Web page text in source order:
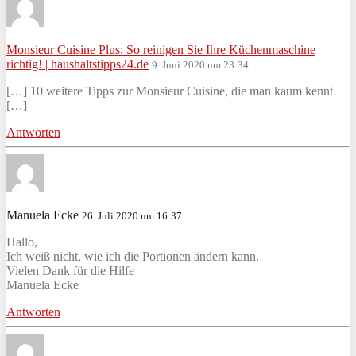
Monsieur Cuisine Plus: So reinigen Sie Ihre Küchenmaschine
richtig! | haushaltstipps24.de 9. Juni 2020 um 23:34
[…] 10 weitere Tipps zur Monsieur Cuisine, die man kaum kennt
[…]
Antworten
Manuela Ecke 26. Juli 2020 um 16:37
Hallo,
Ich weiß nicht, wie ich die Portionen ändern kann.
Vielen Dank für die Hilfe
Manuela Ecke
Antworten